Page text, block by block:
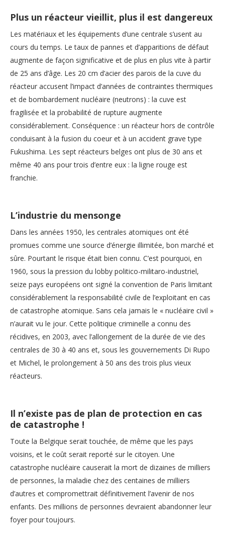
Plus un réacteur vieillit, plus il est dangereux
Les matériaux et les équipements d’une centrale s’usent au
cours du temps. Le taux de pannes et d’apparitions de défaut
augmente de façon significative et de plus en plus vite à partir
de 25 ans d’âge. Les 20 cm d’acier des parois de la cuve du
réacteur accusent l’impact d’années de contraintes thermiques
et de bombardement nucléaire (neutrons) : la cuve est
fragilisée et la probabilité de rupture augmente
considérablement. Conséquence : un réacteur hors de contrôle
conduisant à la fusion du coeur et à un accident grave type
Fukushima. Les sept réacteurs belges ont plus de 30 ans et
même 40 ans pour trois d’entre eux : la ligne rouge est
franchie.
L’industrie du mensonge
Dans les années 1950, les centrales atomiques ont été
promues comme une source d’énergie illimitée, bon marché et
sûre. Pourtant le risque était bien connu. C’est pourquoi, en
1960, sous la pression du lobby politico-militaro-industriel,
seize pays européens ont signé la convention de Paris limitant
considérablement la responsabilité civile de l’exploitant en cas
de catastrophe atomique. Sans cela jamais le « nucléaire civil »
n’aurait vu le jour. Cette politique criminelle a connu des
récidives, en 2003, avec l’allongement de la durée de vie des
centrales de 30 à 40 ans et, sous les gouvernements Di Rupo
et Michel, le prolongement à 50 ans des trois plus vieux
réacteurs.
Il n’existe pas de plan de protection en cas
de catastrophe !
Toute la Belgique serait touchée, de même que les pays
voisins, et le coût serait reporté sur le citoyen. Une
catastrophe nucléaire causerait la mort de dizaines de milliers
de personnes, la maladie chez des centaines de milliers
d’autres et compromettrait définitivement l’avenir de nos
enfants. Des millions de personnes devraient abandonner leur
foyer pour toujours.